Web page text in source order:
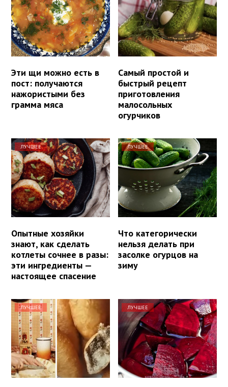
Эти щи можно есть в
пост: получаются
нажористыми без
грамма мяса
Самый простой и
быстрый рецепт
приготовления
малосольных
огурчиков
ЛУЧШЕЕ
Опытные хозяйки
знают, как сделать
котлеты сочнее в разы:
эти ингредиенты —
настоящее спасение
ЛУЧШЕЕ
Что категорически
нельзя делать при
засолке огурцов на
зиму
ЛУЧШЕЕ ЛУЧШЕЕ